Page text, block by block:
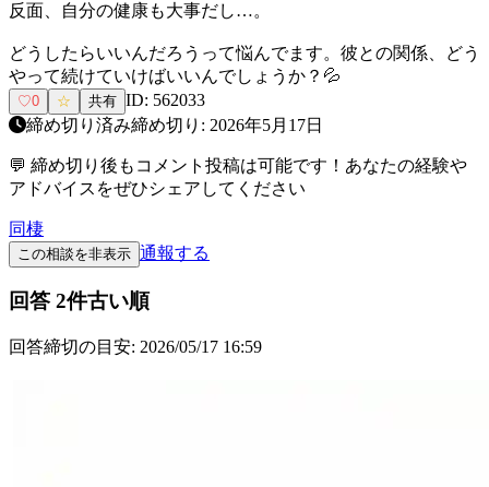
反面、自分の健康も大事だし…。
どうしたらいいんだろうって悩んでます。彼との関係、どう
やって続けていけばいいんでしょうか？💦
♡0 ☆ 共有 ID: 562033
締め切り済み締め切り: 2026年5月17日
💬 締め切り後もコメント投稿は可能です！あなたの経験や
アドバイスをぜひシェアしてください
同棲
この相談を非表示 通報する
回答 2件古い順
回答締切の目安: 2026/05/17 16:59